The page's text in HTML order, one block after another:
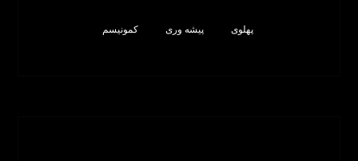
پهلوی پیشه وری کمونیسم